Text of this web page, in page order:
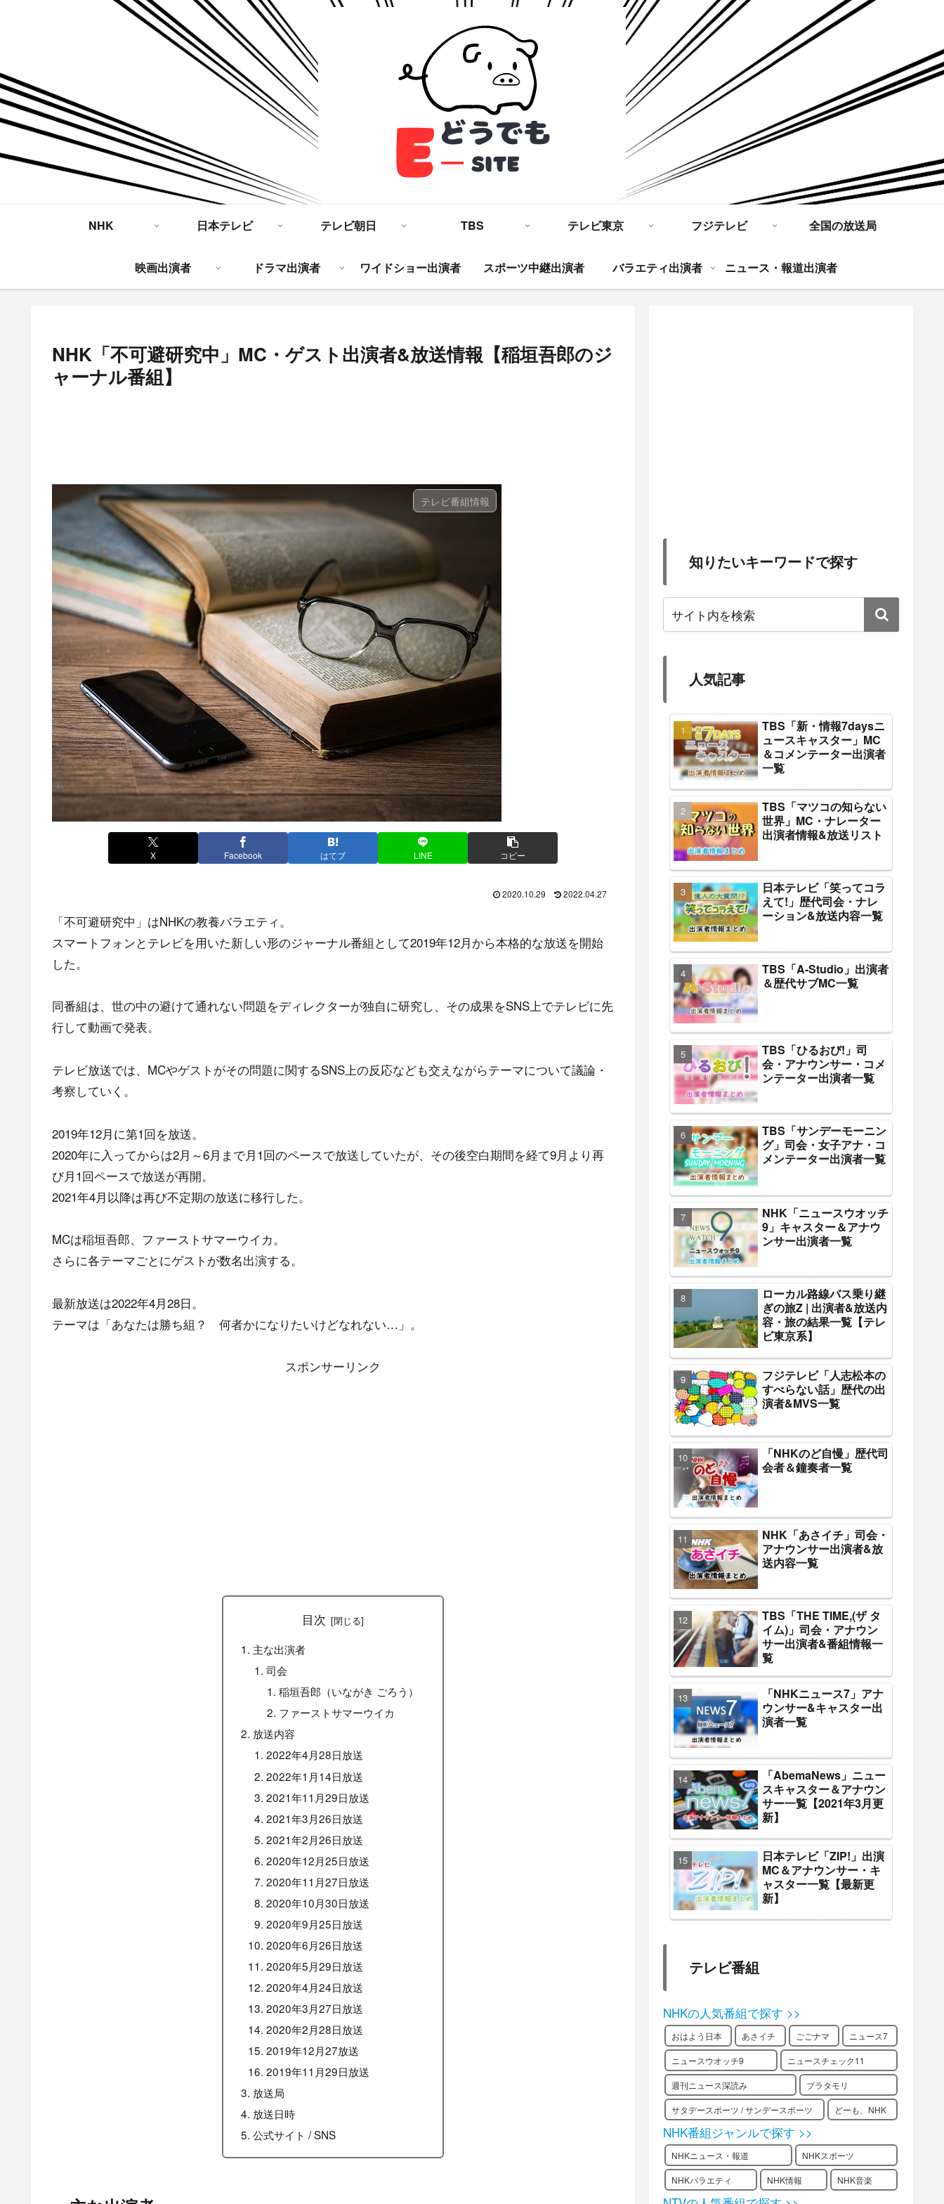
NHK 日本テレビ テレビ朝日 TBS テレビ東京 フジテレビ 全国の放送局
映画出演者 ドラマ出演者 ワイドショー出演者 スポーツ中継出演者 バラエティ出演者 ニュース・報道出演者
NHK「不可避研究中」MC・ゲスト出演者&放送情報【稲垣吾郎のジ
ャーナル番組】
テレビ番組情報
X Facebook はてブ LINE コピー
2020.10.29 2022.04.27
「不可避研究中」はNHKの教養バラエティ。
スマートフォンとテレビを用いた新しい形のジャーナル番組として2019年12月から本格的な放送を開始
した。
同番組は、世の中の避けて通れない問題をディレクターが独自に研究し、その成果をSNS上でテレビに先
行して動画で発表。
テレビ放送では、MCやゲストがその問題に関するSNS上の反応なども交えながらテーマについて議論・
考察していく。
2019年12月に第1回を放送。
2020年に入ってからは2月～6月まで月1回のペースで放送していたが、その後空白期間を経て9月より再
び月1回ペースで放送が再開。
2021年4月以降は再び不定期の放送に移行した。
MCは稲垣吾郎、ファーストサマーウイカ。
さらに各テーマごとにゲストが数名出演する。
最新放送は2022年4月28日。
テーマは「あなたは勝ち組？ 何者かになりたいけどなれない…」。
スポンサーリンク
目次
主な出演者
司会
稲垣吾郎（いながき ごろう）
ファーストサマーウイカ
放送内容
2022年4月28日放送
2022年1月14日放送
2021年11月29日放送
2021年3月26日放送
2021年2月26日放送
2020年12月25日放送
2020年11月27日放送
2020年10月30日放送
2020年9月25日放送
2020年6月26日放送
2020年5月29日放送
2020年4月24日放送
2020年3月27日放送
2020年2月28日放送
2019年12月27放送
2019年11月29日放送
放送局
放送日時
公式サイト / SNS
知りたいキーワードで探す
人気記事
TBS「新・情報7daysニ
ュースキャスター」MC
＆コメンテーター出演者
一覧
TBS「マツコの知らない
世界」MC・ナレーター
出演者情報&放送リスト
日本テレビ「笑ってコラ
えて!」歴代司会・ナレ
ーション&放送内容一覧
TBS「A-Studio」出演者
＆歴代サブMC一覧
TBS「ひるおび!」司
会・アナウンサー・コメ
ンテーター出演者一覧
TBS「サンデーモーニン
グ」司会・女子アナ・コ
メンテーター出演者一覧
NHK「ニュースウオッチ
9」キャスター＆アナウ
ンサー出演者一覧
ローカル路線バス乗り継
ぎの旅Z | 出演者&放送内
容・旅の結果一覧【テレ
ビ東京系】
フジテレビ「人志松本の
すべらない話」歴代の出
演者&MVS一覧
「NHKのど自慢」歴代司
会者＆鐘奏者一覧
NHK「あさイチ」司会・
アナウンサー出演者&放
送内容一覧
TBS「THE TIME,(ザ タ
イム)」司会・アナウン
サー出演者&番組情報一
覧
「NHKニュース7」アナ
ウンサー&キャスター出
演者一覧
「AbemaNews」ニュー
スキャスター＆アナウン
サー一覧【2021年3月更
新】
日本テレビ「ZIP!」出演
MC＆アナウンサー・キ
ャスター一覧【最新更
新】
テレビ番組
NHKの人気番組で探す >>
おはよう日本 あさイチ ごごナマ ニュース7
ニュースウオッチ9 ニュースチェック11
週刊ニュース深読み ブラタモリ
サタデースポーツ / サンデースポーツ どーも、NHK
NHK番組ジャンルで探す >>
NHKニュース・報道 NHKスポーツ
NHKバラエティ NHK情報 NHK音楽